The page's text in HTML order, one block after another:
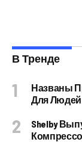
В Тренде
Названы
Для
Shelby